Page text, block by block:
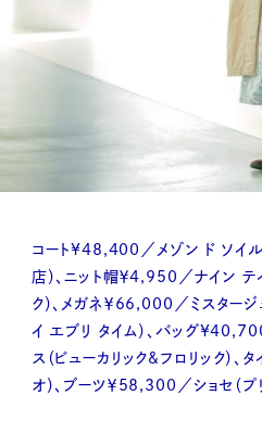
コート¥48,400／メゾン ド ソイ
店）、ニット帽￥4,950／ナイン テ
ク）、メガネ￥66,000／ミスター
イ エブリ タイム）、バッグ
ス（ビューカリック&フロリック）
オ）、ブーツ￥58,300／ショセ（プ